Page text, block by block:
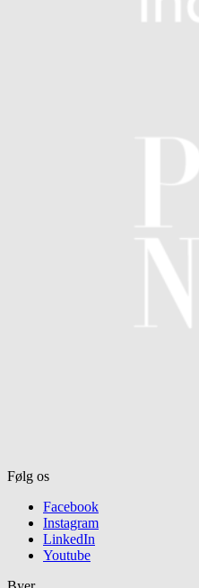
Følg os
Facebook
Instagram
LinkedIn
Youtube